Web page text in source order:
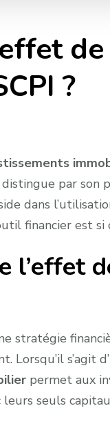
?
par
dans
financier est si
l’effet
stratégie
Lorsqu’il s’agit
permet aux
seuls